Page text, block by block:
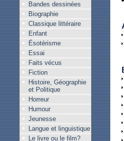
Bandes dessinées
Biographie
Classique littéraire
Enfant
Ésotérisme
Essai
Faits vécus
Fiction
Histoire, Géographie
et Politique
Horreur
Humour
Jeunesse
Langue et linguistique
Le livre ou le film?